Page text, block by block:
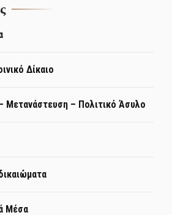
Δίκαιο
Μετανάστευση – Πολιτικό Άσυλο
Μέσα